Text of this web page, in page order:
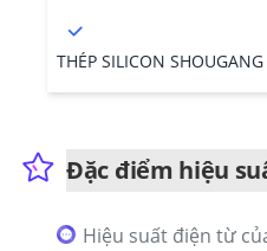
THÉP SILICON SHOUGANG
Đặc điểm hiệu
Hiệu suất điện từ